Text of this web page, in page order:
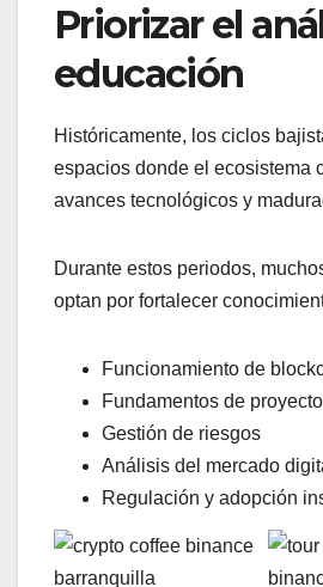
Priorizar el
educación
Históricamente, los ciclos
espacios donde el ecosistema
avances tecnológicos y
Durante estos periodos,
optan por fortalecer
Funcionamiento de
Fundamentos de
Gestión de riesgos
Análisis del mercado
Regulación y adopción